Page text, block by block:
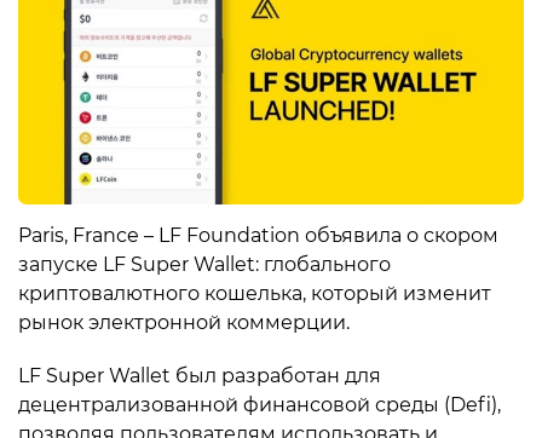
Paris, France – LF Foundation объявила о скором
запуске LF Super Wallet: глобального
криптовалютного кошелька, который изменит
рынок электронной коммерции.
LF Super Wallet был разработан для
децентрализованной финансовой среды (Defi),